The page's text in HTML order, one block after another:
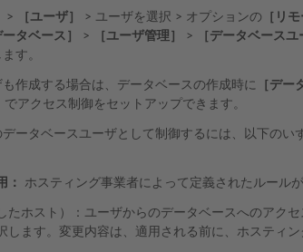
> ［ユーザ］ > ユーザを選択 > オプションの ［リ
ータベース］ > ［ユーザ管理］ > ［データベースユ
す。
作成する場合は、データベースの作成時に ［デー
でアクセス制御をセットアップできます。
ータベースユーザとして制御するには、以下のい
： ホスティング事業者によって定義されたルール
たホスト）：ユーザからのデータベースへのアク
します。変更内容は、適用される前に、ホスティ